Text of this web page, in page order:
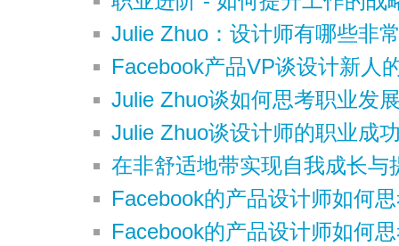
Julie Zhuo：设计师有哪些非
Facebook产品VP谈设计新人
Julie Zhuo谈如何思考职业发
Julie Zhuo谈设计师的职业成
在非舒适地带实现自我成长与
Facebook的产品设计师如何
Facebook的产品设计师如何